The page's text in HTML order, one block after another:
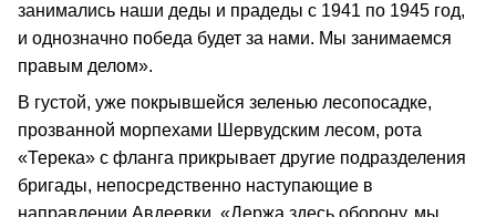
занимались наши деды и прадеды с 1941 по 1945 год,
и однозначно победа будет за нами. Мы занимаемся
правым делом».
В густой, уже покрывшейся зеленью лесопосадке,
прозванной морпехами Шервудским лесом, рота
«Терека» с фланга прикрывает другие подразделения
бригады, непосредственно наступающие в
направлении Авдеевки. «Держа здесь оборону, мы